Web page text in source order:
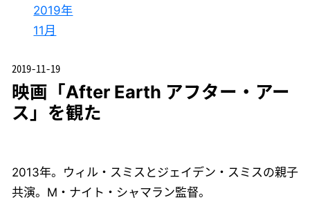
2019年
11月
2019-11-19
映画「After Earth アフター・アー
ス」を観た
2013年。ウィル・スミスとジェイデン・スミスの親子
共演。M・ナイト・シャマラン監督。